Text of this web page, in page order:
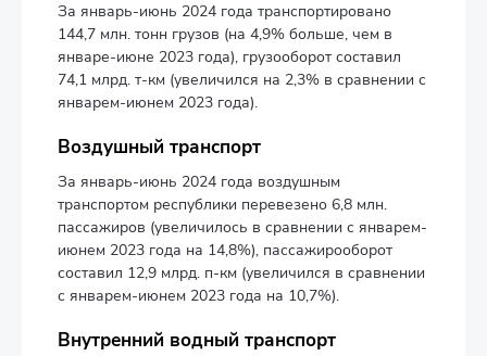
За январь-июнь 2024 года транспортировано
144,7 млн. тонн грузов (на 4,9% больше, чем в
январе-июне 2023 года), грузооборот составил
74,1 млрд. т-км (увеличился на 2,3% в сравнении с
январем-июнем 2023 года).
Воздушный транспорт
За январь-июнь 2024 года воздушным
транспортом республики перевезено 6,8 млн.
пассажиров (увеличилось в сравнении с январем-
июнем 2023 года на 14,8%), пассажирооборот
составил 12,9 млрд. п-км (увеличился в сравнении
с январем-июнем 2023 года на 10,7%).
Внутренний водный транспорт